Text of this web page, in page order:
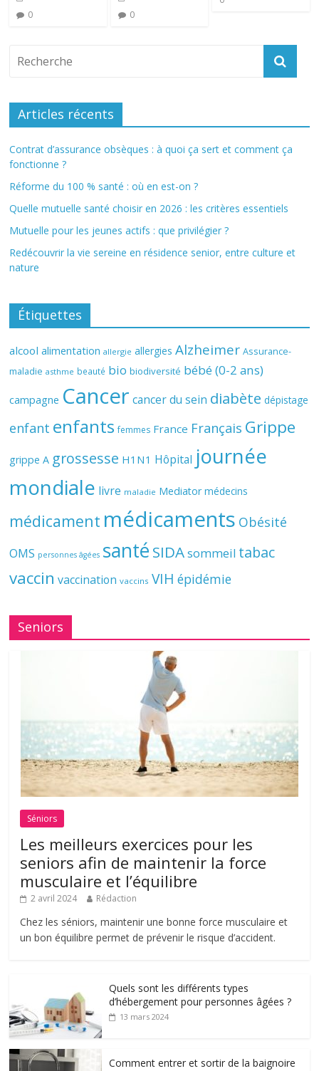
0
0
Articles récents
Contrat d’assurance obsèques : à quoi ça sert et comment ça
fonctionne ?
Réforme du 100 % santé : où en est-on ?
Quelle mutuelle santé choisir en 2026 : les critères essentiels
Mutuelle pour les jeunes actifs : que privilégier ?
Redécouvrir la vie sereine en résidence senior, entre culture et
nature
Étiquettes
alcool alimentation allergie allergies Alzheimer Assurance-
maladie asthme beauté bio biodiversité bébé (0-2 ans)
campagne Cancer cancer du sein diabète dépistage
enfant enfants femmes France Français Grippe
grippe A grossesse H1N1 Hôpital journée
mondiale livre maladie Mediator médecins
médicament médicaments Obésité
OMS personnes âgées santé SIDAsommeil tabac
vaccin vaccination vaccins VIH épidémie
Seniors
Séniors
Les meilleurs exercices pour les
seniors afin de maintenir la force
musculaire et l’équilibre
2 avril 2024 Rédaction
Chez les séniors, maintenir une bonne force musculaire et
un bon équilibre permet de prévenir le risque d’accident.
Quels sont les différents types
d’hébergement pour personnes âgées ?
13 mars 2024
Comment entrer et sortir de la baignoire